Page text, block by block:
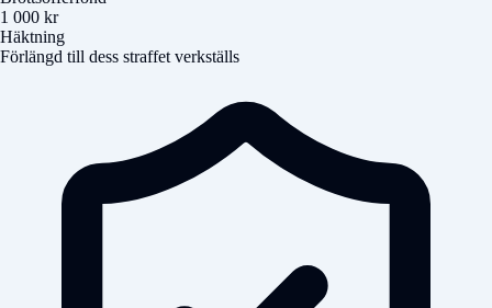
1 000 kr
Häktning
Förlängd till dess straffet verkställs